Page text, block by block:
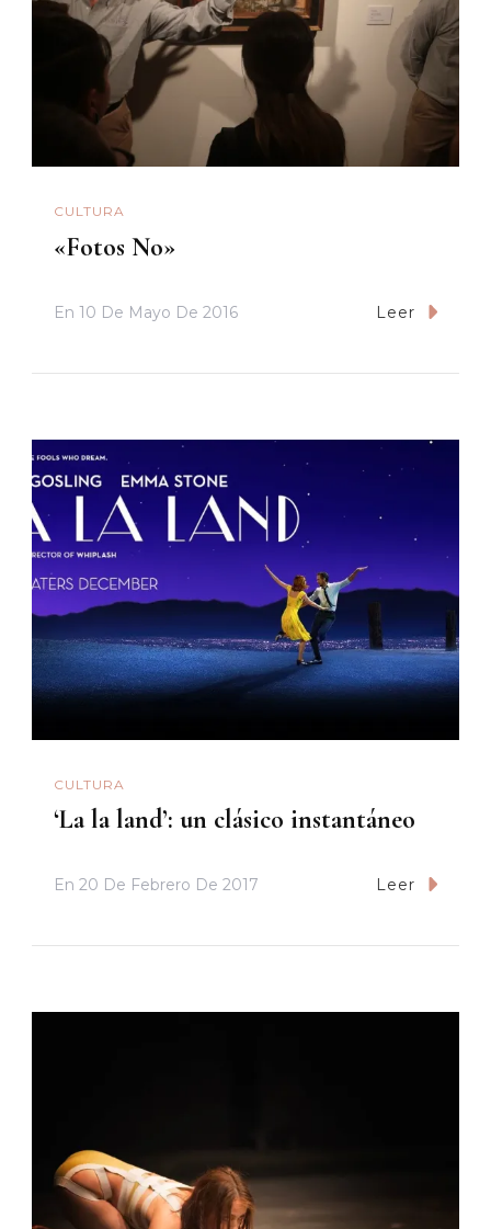
CULTURA
«Fotos No»
En 10 De Mayo De 2016 Leer
CULTURA
‘La la land’: un clásico instantáneo
En 20 De Febrero De 2017 Leer